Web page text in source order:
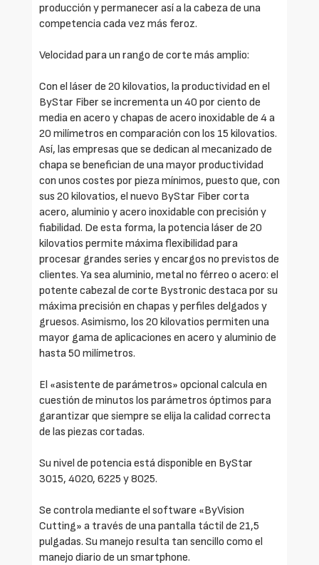
producción y permanecer así a la cabeza de una
competencia cada vez más feroz.
Velocidad para un rango de corte más amplio:
Con el láser de 20 kilovatios, la productividad en el
ByStar Fiber se incrementa un 40 por ciento de
media en acero y chapas de acero inoxidable de 4 a
20 milímetros en comparación con los 15 kilovatios.
Así, las empresas que se dedican al mecanizado de
chapa se benefician de una mayor productividad
con unos costes por pieza mínimos, puesto que, con
sus 20 kilovatios, el nuevo ByStar Fiber corta
acero, aluminio y acero inoxidable con precisión y
fiabilidad. De esta forma, la potencia láser de 20
kilovatios permite máxima flexibilidad para
procesar grandes series y encargos no previstos de
clientes. Ya sea aluminio, metal no férreo o acero: el
potente cabezal de corte Bystronic destaca por su
máxima precisión en chapas y perfiles delgados y
gruesos. Asimismo, los 20 kilovatios permiten una
mayor gama de aplicaciones en acero y aluminio de
hasta 50 milímetros.
El «asistente de parámetros» opcional calcula en
cuestión de minutos los parámetros óptimos para
garantizar que siempre se elija la calidad correcta
de las piezas cortadas.
Su nivel de potencia está disponible en ByStar
3015, 4020, 6225 y 8025.
Se controla mediante el software «ByVision
Cutting» a través de una pantalla táctil de 21,5
pulgadas. Su manejo resulta tan sencillo como el
manejo diario de un smartphone.